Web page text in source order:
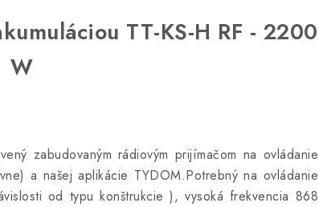
TT-KS-H RF - 2200
W
zabudovaným rádiovým prijímačom na ovládanie
a našej aplikácie TYDOM.Potrebný na ovládanie
od typu konštrukcie ), vysoká frekvencia 868